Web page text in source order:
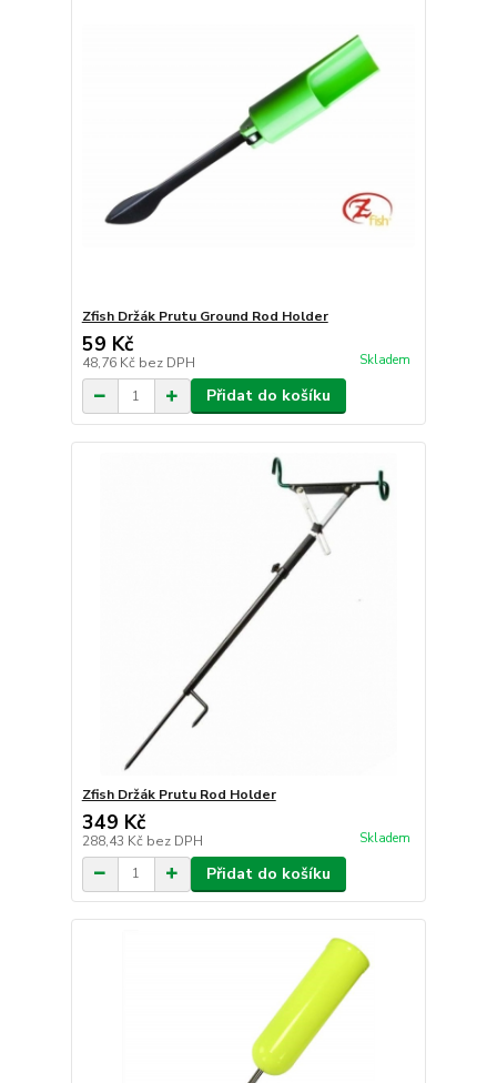
Zfish Držák Prutu Ground Rod Holder
59 Kč
48,76 Kč bez DPH Skladem
Přidat do košíku
Zfish Držák Prutu Rod Holder
349 Kč
288,43 Kč bez DPH Skladem
Přidat do košíku